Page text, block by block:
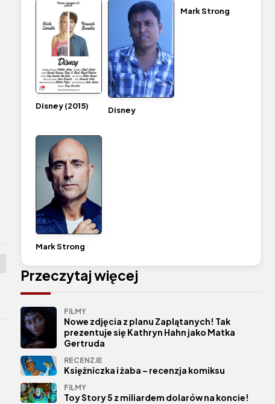
Disney (2015) Disney
Mark Strong
Mark Strong
Przeczytaj więcej
FILMY
Nowe zdjęcia z planu Zaplątanych! Tak
prezentuje się Kathryn Hahn jako Matka
Gertruda
RECENZJE
Księżniczka i żaba – recenzja komiksu
FILMY
Toy Story 5 z miliardem dolarów na koncie!